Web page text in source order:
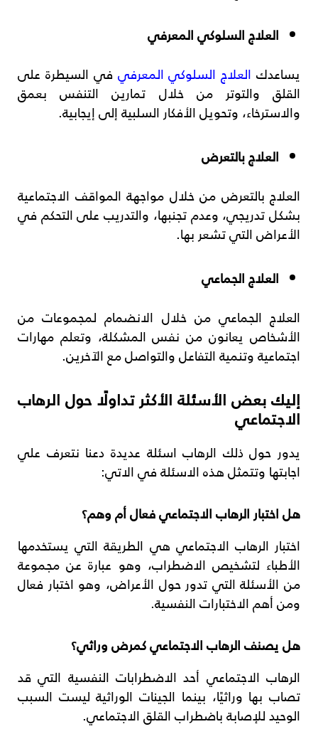
العلاج السلوكي المعرفي
يساعدك العلاج السلوكي المعرفي في السيطرة على
القلق والتوتر من خلال تمارين التنفس بعمق
والاسترخاء، وتحويل الأفكار السلبية إلى إيجابية.
العلاج بالتعرض
العلاج بالتعرض من خلال مواجهة المواقف الاجتماعية
بشكل تدريجي، وعدم تجنبها، والتدريب على التحكم في
الأعراض التي تشعر بها.
العلاج الجماعي
العلاج الجماعي من خلال الانضمام لمجموعات من
الأشخاص يعانون من نفس المشكلة، وتعلم مهارات
اجتماعية وتنمية التفاعل والتواصل مع الآخرين.
إليك بعض الأسئلة الأكثر تداولًا حول الرهاب
الاجتماعي
يدور حول ذلك الرهاب اسئلة عديدة دعنا نتعرف علي
اجابتها وتتمثل هذه الاسئلة في الاتي:
هل اختبار الرهاب الاجتماعي فعال أم وهم؟
اختبار الرهاب الاجتماعي هي الطريقة التي يستخدمها
الأطباء لتشخيص الاضطراب، وهو عبارة عن مجموعة
من الأسئلة التي تدور حول الأعراض، وهو اختبار فعال
ومن أهم الاختبارات النفسية.
هل يصنف الرهاب الاجتماعي كمرض وراثي؟
الرهاب الاجتماعي أحد الاضطرابات النفسية التي قد
تصاب بها وراثيًا، بينما الجينات الوراثية ليست السبب
الوحيد للإصابة باضطراب القلق الاجتماعي.